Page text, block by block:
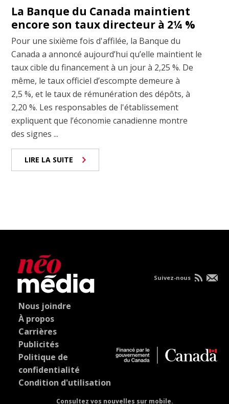
La Banque du Canada maintient
encore son taux directeur à 2¼ %
Pour une sixième fois d'affilée, la Banque du
Canada a annoncé aujourd’hui qu’elle maintient le
taux cible du financement à un jour à 2,25 %. De
même, le taux officiel d’escompte demeure à
2,5 %, et le taux de rémunération des dépôts, à
2,20 %. Les responsables de l'établissement
expliquent que l’économie canadienne montre
des signes ...
LIRE LA SUITE
Nous joindre
À propos
Carrières
Publicités
Politique de
confidentialité
Condition d'utilisation
Consultez vos nouvelles sur mobile.
Suivez-nous